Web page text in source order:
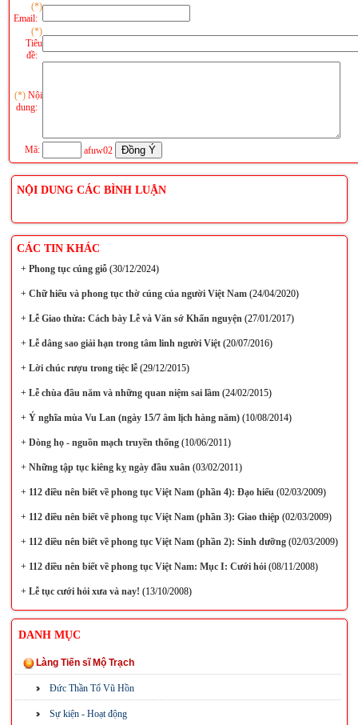
(*)
Email:
(*)
Tiêu
đề:
(*) Nội
dung:
Mã: afuw02
NỘI DUNG CÁC BÌNH LUẬN
CÁC TIN KHÁC
+Phong tục cúng giỗ(30/12/2024)
+Chữ hiếu và phong tục thờ cúng của người Việt Nam(24/04/2020)
+Lễ Giao thừa: Cách bày Lễ và Văn sớ Khấn nguyện(27/01/2017)
+Lễ dâng sao giải hạn trong tâm linh người Việt(20/07/2016)
+Lời chúc rượu trong tiệc lễ(29/12/2015)
+Lễ chùa đầu năm và những quan niệm sai lầm(24/02/2015)
+Ý nghĩa mùa Vu Lan (ngày 15/7 âm lịch hàng năm)(10/08/2014)
+Dòng họ - nguồn mạch truyền thống(10/06/2011)
+Những tập tục kiêng kỵ ngày đầu xuân(03/02/2011)
+112 điều nên biết về phong tục Việt Nam (phần 4): Đạo hiếu(02/03/2009)
+112 điều nên biết về phong tục Việt Nam (phần 3): Giao thiệp(02/03/2009)
+112 điều nên biết về phong tục Việt Nam (phần 2): Sinh dưỡng(02/03/2009)
+112 điều nên biết về phong tục Việt Nam: Mục I: Cưới hỏi(08/11/2008)
+Lễ tục cưới hỏi xưa và nay! (13/10/2008)
DANH MỤC
Làng Tiến sĩ Mộ Trạch
Đức Thần Tổ Vũ Hồn
Sự kiện - Hoạt động